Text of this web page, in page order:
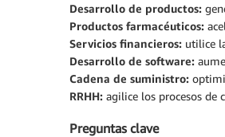
Desarrollo de productos:
Productos farmacéuticos:
Servicios financieros: utilice
Desarrollo de software:
Cadena de suministro:
RRHH: agilice los procesos de
Preguntas clave